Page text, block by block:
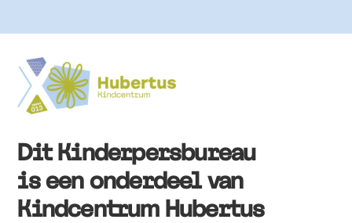
Dit Kinderpersbureau
is een onderdeel van
Kindcentrum Hubertus